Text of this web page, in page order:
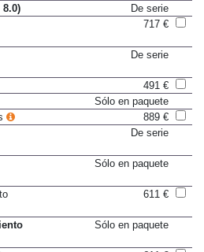
De serie
717 €
De serie
491 €
Sólo en paquete
889 €
De serie
Sólo en paquete
611 €
Sólo en paquete